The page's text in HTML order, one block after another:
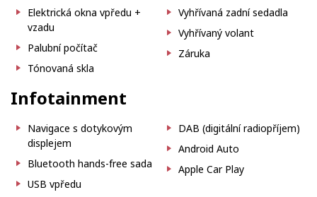
Elektrická okna vpředu +
vzadu
Palubní počítač
Tónovaná skla
Vyhřívaná zadní sedadla
Vyhřívaný volant
Záruka
Infotainment
Navigace s dotykovým
displejem
Bluetooth hands-free sada
USB vpředu
DAB (digitální radiopříjem)
Android Auto
Apple Car Play